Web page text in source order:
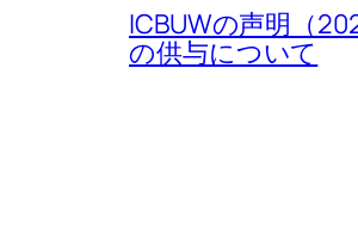
ICBUWの声明（
の供与について